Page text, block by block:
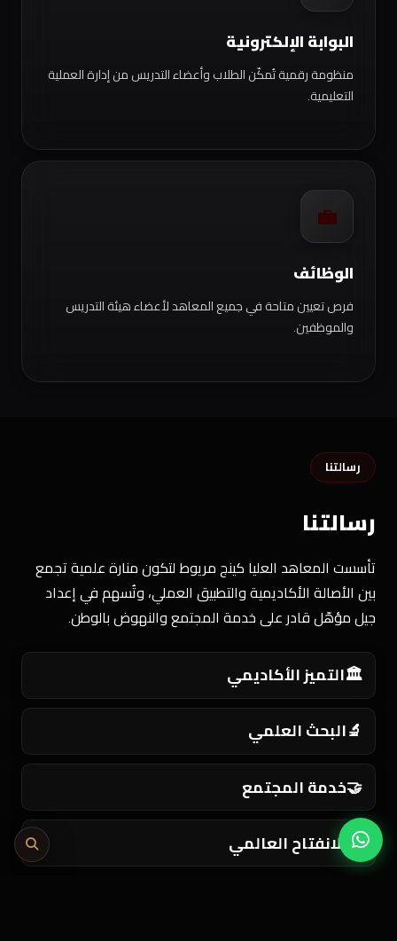
البوابة الإلكترونية
منظومة رقمية تُمكّن الطلاب وأعضاء التدريس من إدارة العملية
التعليمية.
💼
الوظائف
فرص تعيين متاحة في جميع المعاهد لأعضاء هيئة التدريس
والموظفين.
رسالتنا
رسالتنا
تأسست المعاهد العليا كينج مريوط لتكون منارة علمية تجمع
بين الأصالة الأكاديمية والتطبيق العملي، وتُسهم في إعداد
جيل مؤهّل قادر على خدمة المجتمع والنهوض بالوطن.
🏛️التميز الأكاديمي
🔬 البحث العلمي
🤝خدمة المجتمع
🌍 الانفتاح العالمي